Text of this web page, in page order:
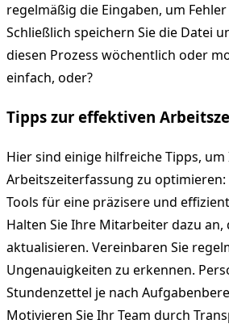
regelmäßig die Eingaben, um
Schließlich speichern Sie die Datei
diesen Prozess wöchentlich oder
einfach, oder?
Tipps zur effektiven
Hier sind einige hilfreiche Tipps,
Arbeitszeiterfassung zu optimieren:
Tools für eine präzisere und
Halten Sie Ihre Mitarbeiter dazu an,
aktualisieren. Vereinbaren Sie
Ungenauigkeiten zu erkennen.
Stundenzettel je nach
Motivieren Sie Ihr Team durch